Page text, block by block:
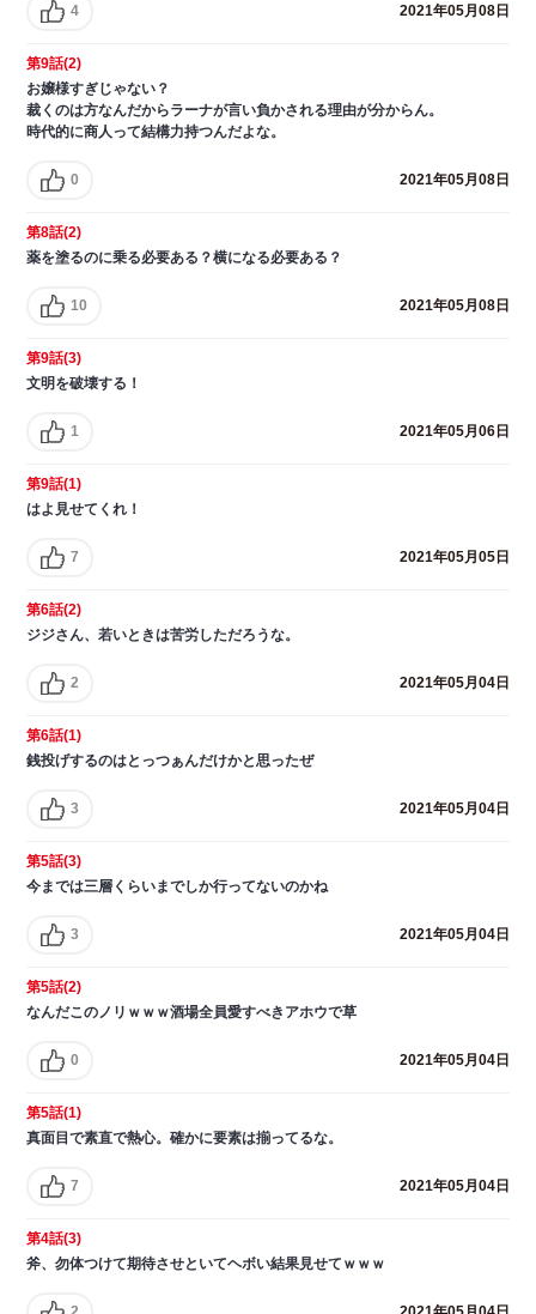
4 2021年05月08日
第9話(2)
お嬢様すぎじゃない？
裁くのは方なんだからラーナが言い負かされる理由が分からん。
時代的に商人って結構力持つんだよな。
0 2021年05月08日
第8話(2)
薬を塗るのに乗る必要ある？横になる必要ある？
10 2021年05月08日
第9話(3)
文明を破壊する！
1 2021年05月06日
第9話(1)
はよ見せてくれ！
7 2021年05月05日
第6話(2)
ジジさん、若いときは苦労しただろうな。
2 2021年05月04日
第6話(1)
銭投げするのはとっつぁんだけかと思ったぜ
3 2021年05月04日
第5話(3)
今までは三層くらいまでしか行ってないのかね
3 2021年05月04日
第5話(2)
なんだこのノリｗｗｗ酒場全員愛すべきアホウで草
0 2021年05月04日
第5話(1)
真面目で素直で熱心。確かに要素は揃ってるな。
7 2021年05月04日
第4話(3)
斧、勿体つけて期待させといてヘボい結果見せてｗｗｗ